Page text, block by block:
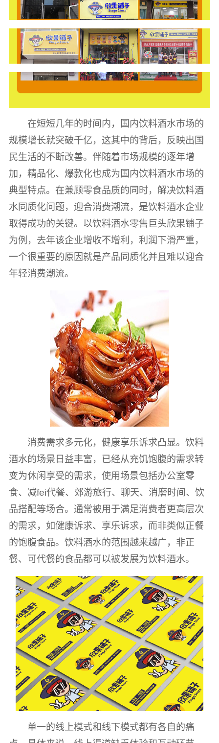
在短短几年的时间内，国内饮料酒水市场的
规模增长就突破千亿，这其中的背后，反映出国
民生活的不断改善。伴随着市场规模的逐年增
加，精品化、爆款化也成为国内饮料酒水市场的
典型特点。在兼顾零食品质的同时，解决饮料酒
水同质化问题，迎合消费潮流，是饮料酒水企业
取得成功的关键。以饮料酒水零售巨头欣果铺子
为例，去年该企业增收不增利，利润下滑严重，
一个很重要的原因就是产品同质化并且难以迎合
年轻消费潮流。
消费需求多元化，健康享乐诉求凸显。饮料
酒水的场景日益丰富，已经从充饥饱腹的需求转
变为休闲享受的需求，使用场景包括办公室零
食、减fei代餐、郊游旅行、聊天、消磨时间、饮
品搭配等场合。通常被用于满足消费者更高层次
的需求，如健康诉求、享乐诉求，而非类似正餐
的饱腹食品。饮料酒水的范围越来越广，非正
餐、可代餐的食品都可以被发展为饮料酒水。
单一的线上模式和线下模式都有各自的痛